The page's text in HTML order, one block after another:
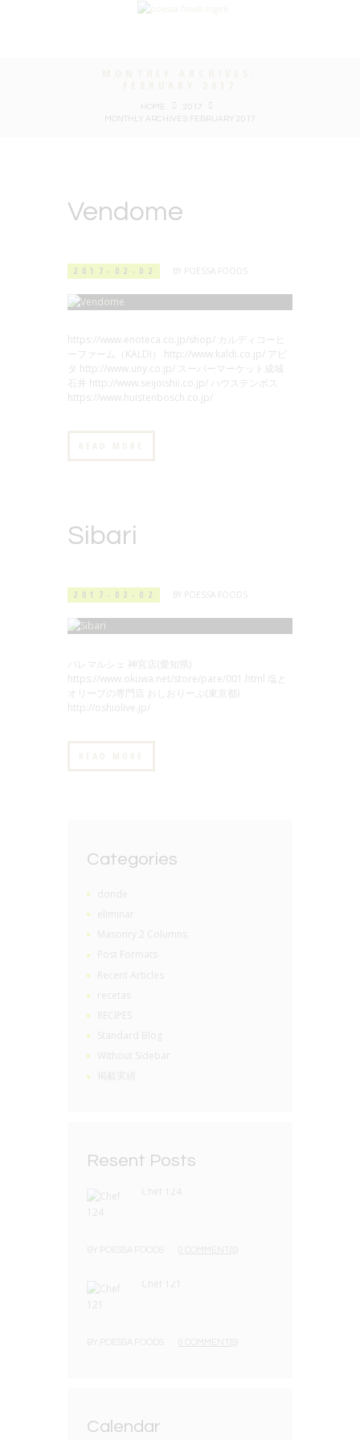
HOME
2017
MONTHLY ARCHIVES: FEBRUARY 2017
Vendome
2017-02-02 BY POESSA FOODS
https://www.enoteca.co.jp/shop/ カルディコーヒ
ーファーム（KALDI） http://www.kaldi.co.jp/ アピ
タ http://www.uny.co.jp/ スーパーマーケット成城
石井 http://www.seijoishii.co.jp/ ハウステンボス
https://www.huistenbosch.co.jp/
Sibari
2017-02-02 BY POESSA FOODS
パレマルシェ 神宮店(愛知県)
https://www.okuwa.net/store/pare/001.html 塩と
オリーブの専門店 おしおりーぶ(東京都)
http://oshiolive.jp/
Categories
donde
eliminar
Masonry 2 Columns
Post Formats
Recent Articles
recetas
RECIPES
Standard Blog
Without Sidebar
掲載実績
Resent Posts
Chef 124
Chef 121
Calendar